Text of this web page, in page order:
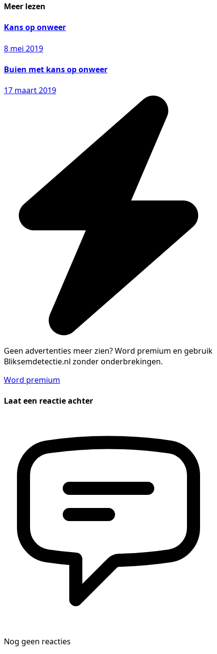
Meer lezen
Kans op onweer
8 mei 2019
Buien met kans op onweer
17 maart 2019
Geen advertenties meer zien?Word premium en gebruik
Bliksemdetectie.nl zonder onderbrekingen.
Word premium
Laat een reactie achter
Nog geen reacties